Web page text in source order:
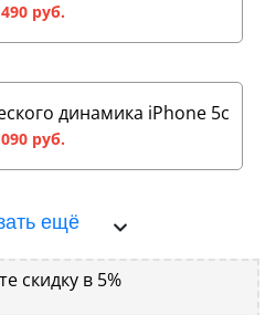
руб.
динамика iPhone 5c
руб.
ещё
скидку в 5%